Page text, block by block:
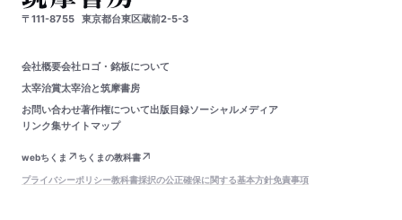
〒111-8755 東京都台東区蔵前2-5-3
会社概要会社ロゴ・銘板について
太宰治賞太宰治と筑摩書房
お問い合わせ著作権について出版目録ソーシャルメディア
リンク集サイトマップ
webちくま
ちくまの教科書
プライバシーポリシー教科書採択の公正確保に関する基本方針免責事項